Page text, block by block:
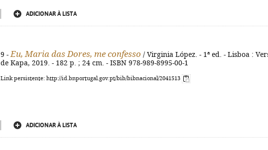
ADICIONAR À LISTA
9 - Eu, Maria das Dores, me confesso / Virginia López. - 1ª ed. - Lisboa :
de Kapa, 2019. - 182 p. ; 24 cm. - ISBN 978-989-8995-00-1
Link persistente: http://id.bnportugal.gov.pt/bib/bibnacional/2041513
ADICIONAR À LISTA